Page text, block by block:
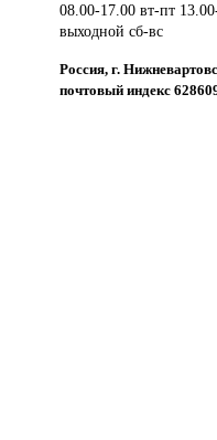
08.00-17.00 вт-пт
выходной сб-вс
Россия, г.
почтовый индекс